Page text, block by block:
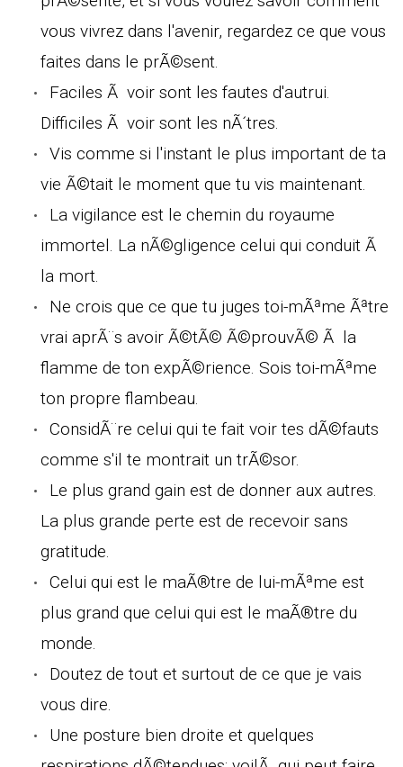
vous vivrez dans l'avenir, regardez ce que vous
faites dans le prÃ©sent.
Faciles Ã voir sont les fautes d'autrui.
Difficiles Ã voir sont les nÃ´tres.
Vis comme si l'instant le plus important de ta
vie Ã©tait le moment que tu vis maintenant.
La vigilance est le chemin du royaume
immortel. La nÃ©gligence celui qui conduit Ã
la mort.
Ne crois que ce que tu juges toi-mÃªme Ãªtre
vrai aprÃ¨s avoir Ã©tÃ© Ã©prouvÃ© Ã la
flamme de ton expÃ©rience. Sois toi-mÃªme
ton propre flambeau.
ConsidÃ¨re celui qui te fait voir tes dÃ©fauts
comme s'il te montrait un trÃ©sor.
Le plus grand gain est de donner aux autres.
La plus grande perte est de recevoir sans
gratitude.
Celui qui est le maÃ®tre de lui-mÃªme est
plus grand que celui qui est le maÃ®tre du
monde.
Doutez de tout et surtout de ce que je vais
vous dire.
Une posture bien droite et quelques